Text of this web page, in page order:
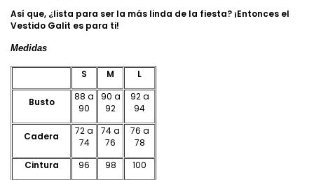
Así que, ¿lista para ser la más linda de la fiesta? ¡Entonces el
Vestido Galit es para ti!
Medidas
S M L
Busto
88 a
90
90 a
92
92 a
94
Cadera
72 a
74
74 a
76
76 a
78
Cintura
96 98
100